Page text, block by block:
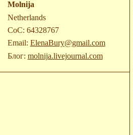
Molnija
Netherlands
CoC: 64328767
Email: ElenaBury@gmail.com
Блог: molnija.livejournal.com